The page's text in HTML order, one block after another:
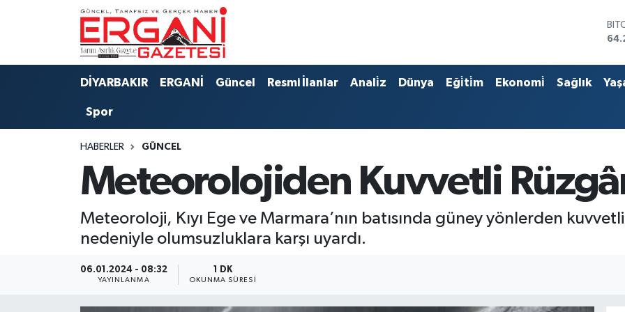
DİYARBAKIR ERGANİ Güncel Resmi İlanlar Anali̇z Dünya Eği̇ti̇m Ekonomi̇ Sağlık
Spor
HABERLER GÜNCEL
Meteorolojiden Kuvvetli Rüzgâr
Meteoroloji, Kıyı Ege ve Marmara’nın batısında güney yönlerden
nedeniyle olumsuzluklara karşı uyardı.
06.01.2024 - 08:32
YAYINLANMA
1 DK
OKUNMA SÜRESI
DİYARBAKIR
BAĞLAR
ERGANİ
Resmi İlanlar
Si̇yaset
Ergani Nöbetçi Eczaneler
Ergani Hava Durumu
Tüm Manşetler
Son Dakika Haberleri
Haber Arşivi